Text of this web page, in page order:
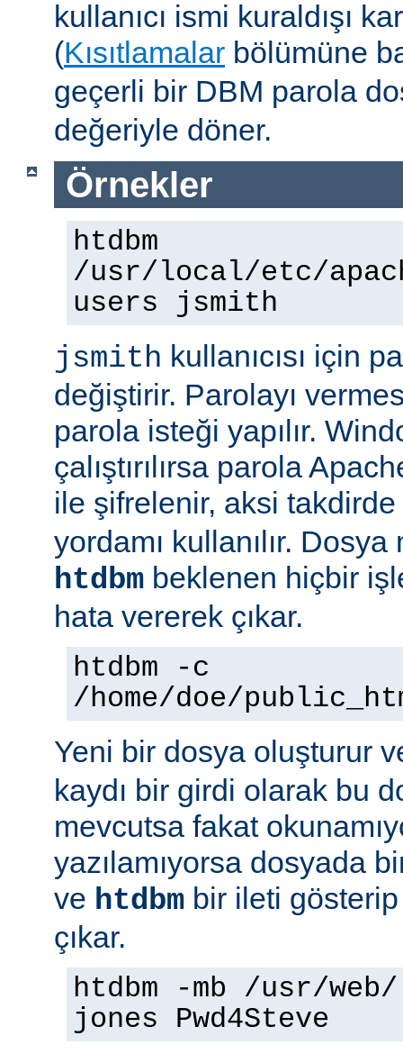
kullanıcı ismi kuraldışı
(Kısıtlamalar bölümüne
geçerli bir DBM parola
değeriyle döner.
Örnekler
htdbm
/usr/local/etc/
users jsmith
jsmith kullanıcısı için
değiştirir. Parolayı
parola isteği yapılır.
çalıştırılırsa parola
ile şifrelenir, aksi
yordamı kullanılır.
htdbm beklenen hiçbir
hata vererek çıkar.
htdbm -c
/home/doe/
Yeni bir dosya oluşturur
kaydı bir girdi olarak bu
mevcutsa fakat
yazılamıyorsa dosyada
ve htdbm bir ileti
çıkar.
htdbm -mb /usr/
jones Pwd4Steve